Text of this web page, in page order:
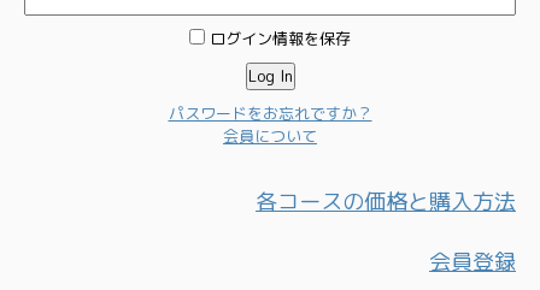
ログイン情報を保存
パスワードをお忘れですか？
会員について
各コースの価格と購入方法
会員登録